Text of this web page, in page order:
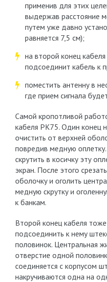
применив для этих
выдержав расстояние
путем уже давно
равняется 7,5 см);
на второй конец
подсоединит кабель к
поместить антенну в
где прием сигнала
Самой кропотливой
кабеля РК75. Один конец
очистить от верхней
повредив медную
скрутить в косичку эту
экран. После этого
оболочку и оголить
медную скрутку и
к банкам.
Второй конец кабеля
подсоединить к нему
половинок. Центральная
отверстие одной
соединяется с корпусом
накручиваются одна на